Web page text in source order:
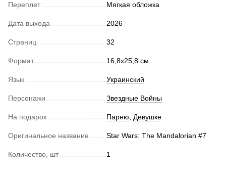
Переплет Мягкая обложка
Дата выхода 2026
Страниц 32
Формат 16,8х25,8 см
Язык Украинский
Персонажи Звездные Войны
На подарок Парню, Девушке
Оригинальное название Star Wars: The Mandalorian #7
Количество, шт 1